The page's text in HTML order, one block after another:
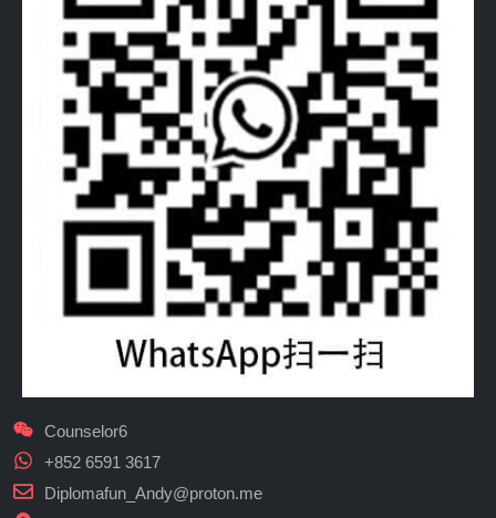
Counselor6
+852 6591 3617
Diplomafun_Andy@proton.me